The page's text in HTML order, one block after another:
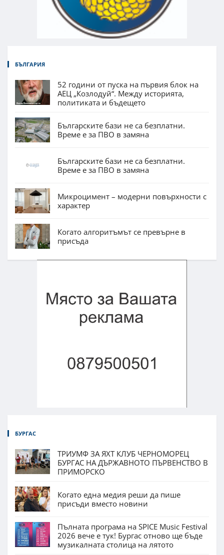
БЪЛГАРИЯ
52 години от пуска на първия блок на
АЕЦ „Козлодуй“. Между историята,
политиката и бъдещето
Българските бази не са безплатни.
Време е за ПВО в замяна
Българските бази не са безплатни.
Време е за ПВО в замяна
Микроцимент – модерни повърхности с
характер
Когато алгоритъмът се превърне в
присъда
БУРГАС
ТРИУМФ ЗА ЯХТ КЛУБ ЧЕРНОМОРЕЦ
БУРГАС НА ДЪРЖАВНОТО ПЪРВЕНСТВО В
ПРИМОРСКО
Когато една медия реши да пише
присъди вместо новини
Пълната програма на SPICE Music Festival
2026 вече е тук! Бургас отново ще бъде
музикалната столица на лятото